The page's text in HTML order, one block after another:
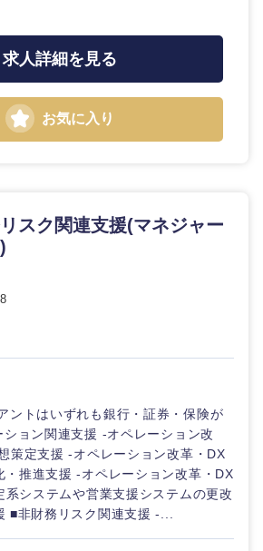
求人詳細を見る
お気に入り
スク関連支援(マネジャー
ントはいずれも銀行・証券・保険が
ョン関連支援 -オペレーション改
策定支援 -オペレーション改革・DX
・推進支援 -オペレーション改革・DX
系システムや営業支援システムの更改
■非財務リスク関連支援 -...